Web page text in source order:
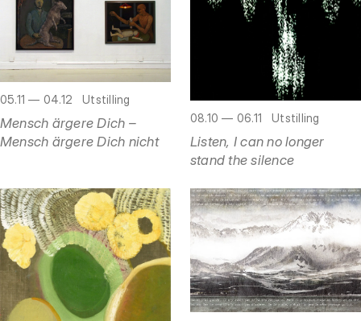
05.11 — 04.12 Utstilling
Mensch ärgere Dich –
Mensch ärgere Dich nicht
08.10 — 06.11 Utstilling
Listen, I can no longer
stand the silence